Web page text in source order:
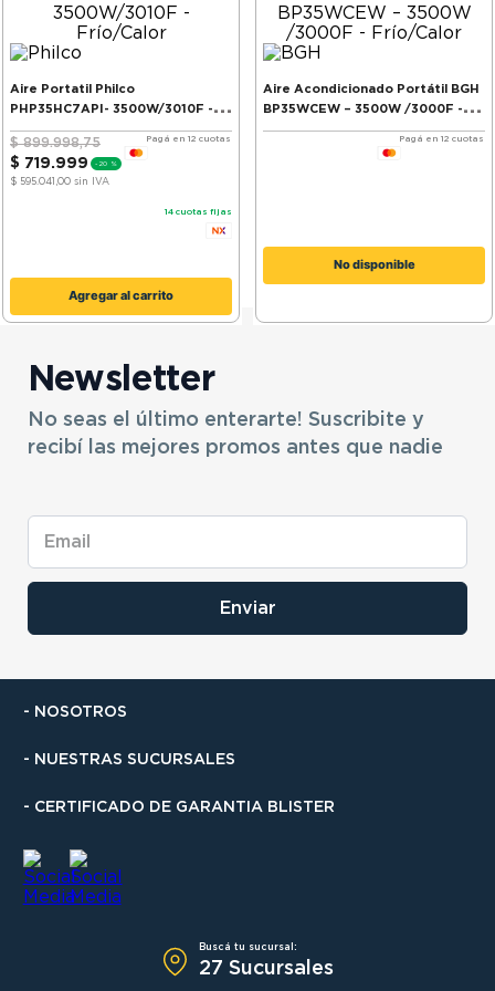
Aire Portatil Philco
PHP35HC7API- 3500W/3010F -
Frío/Calor
$ 899.998,75
$ 719.999 -20 %
$ 595.041,00 sin IVA
Pagá en 12 cuotas
14 cuotas fijas
Agregar al carrito
Aire Acondicionado Portátil BGH
BP35WCEW – 3500W /3000F -
Frío/Calor
Pagá en 12 cuotas
No disponible
Newsletter
No seas el último enterarte! Suscribite y
recibí las mejores promos antes que nadie
Enviar
- NOSOTROS
- NUESTRAS SUCURSALES
- CERTIFICADO DE GARANTIA BLISTER
Buscá tu sucursal:
27 Sucursales
.
bicicleta
10 . sommier